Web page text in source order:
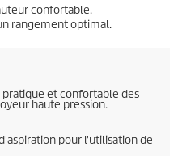
confortable.
rangement optimal.
pratique et confortable des
haute pression.
pour l'utilisation de